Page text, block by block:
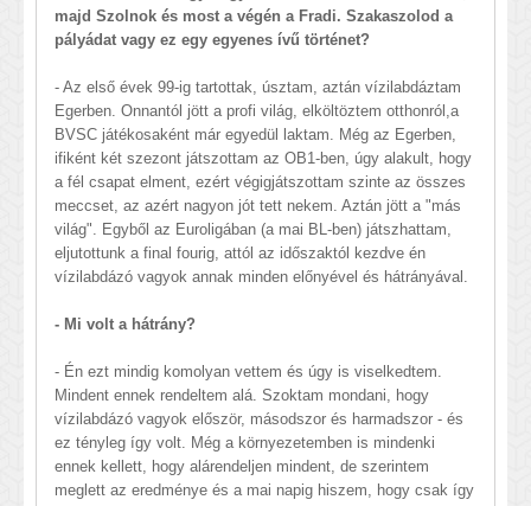
majd Szolnok és most a végén a Fradi. Szakaszolod a
pályádat vagy ez egy egyenes ívű történet?
- Az első évek 99-ig tartottak, úsztam, aztán vízilabdáztam
Egerben. Onnantól jött a profi világ, elköltöztem otthonról,a
BVSC játékosaként már egyedül laktam. Még az Egerben,
ifiként két szezont játszottam az OB1-ben, úgy alakult, hogy
a fél csapat elment, ezért végigjátszottam szinte az összes
meccset, az azért nagyon jót tett nekem. Aztán jött a "más
világ". Egyből az Euroligában (a mai BL-ben) játszhattam,
eljutottunk a final fourig, attól az időszaktól kezdve én
vízilabdázó vagyok annak minden előnyével és hátrányával.
- Mi volt a hátrány?
- Én ezt mindig komolyan vettem és úgy is viselkedtem.
Mindent ennek rendeltem alá. Szoktam mondani, hogy
vízilabdázó vagyok először, másodszor és harmadszor - és
ez tényleg így volt. Még a környezetemben is mindenki
ennek kellett, hogy alárendeljen mindent, de szerintem
meglett az eredménye és a mai napig hiszem, hogy csak így